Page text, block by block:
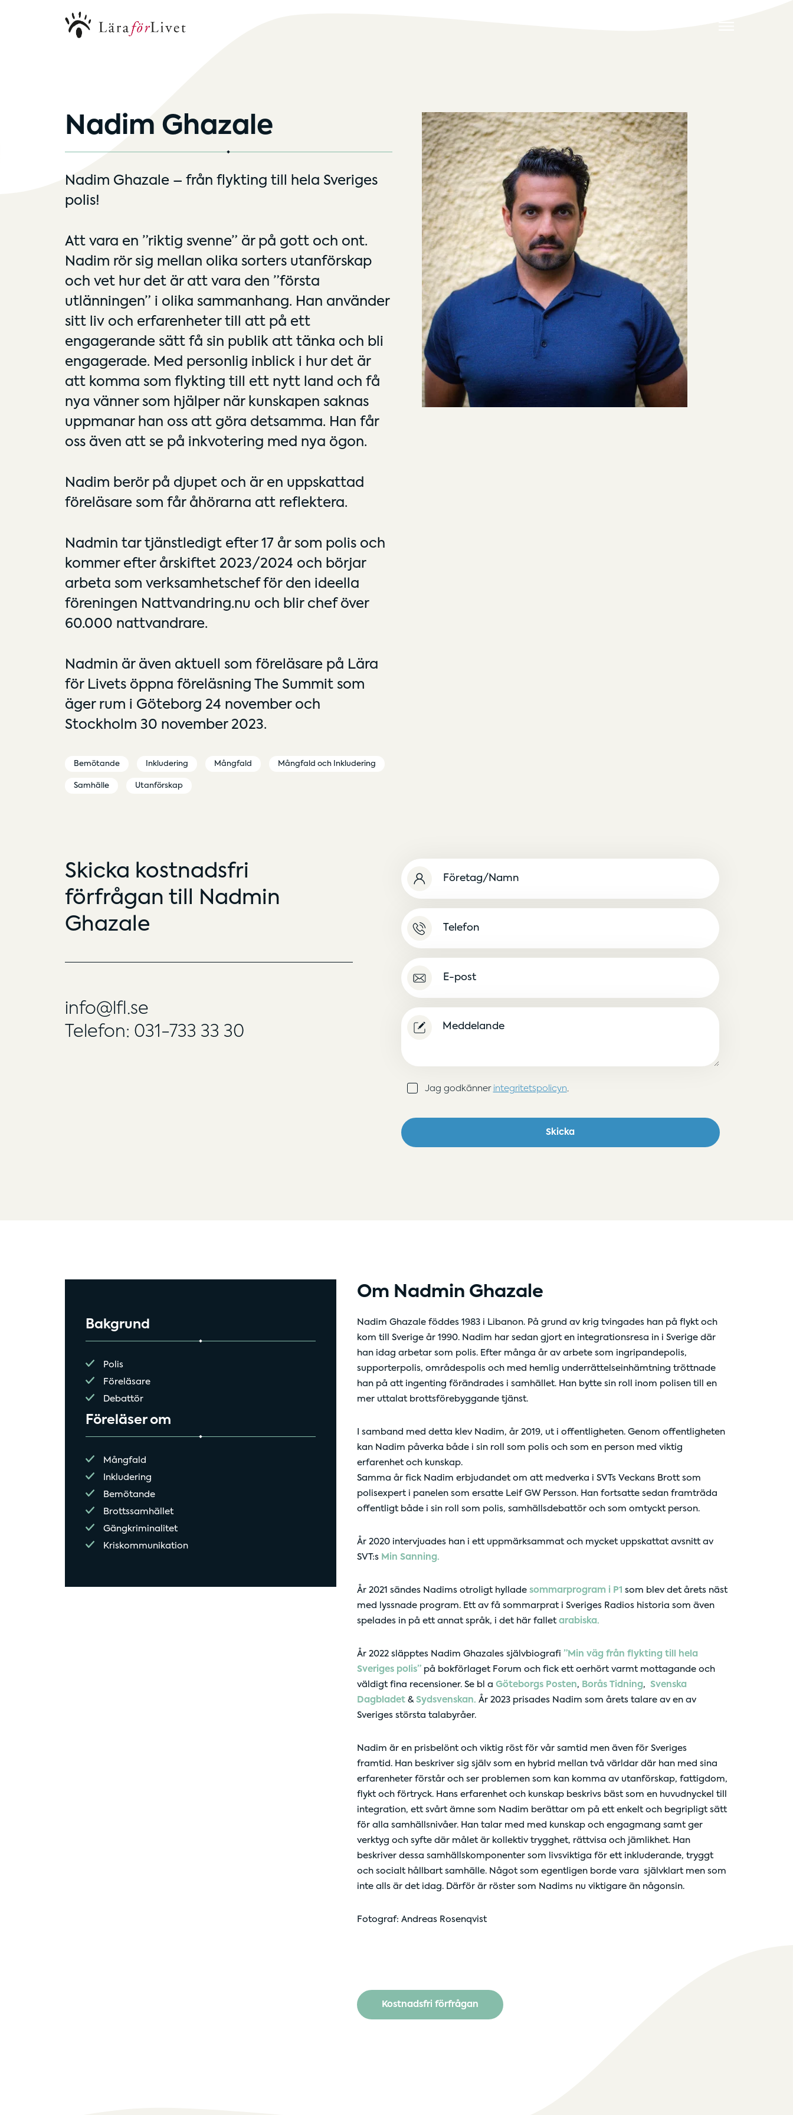
Nadim Ghazale
Nadim Ghazale – från flykting till hela Sveriges
polis!
Att vara en ”riktig svenne” är på gott och ont.
Nadim rör sig mellan olika sorters utanförskap
och vet hur det är att vara den ”första
utlänningen” i olika sammanhang. Han använder
sitt liv och erfarenheter till att på ett
engagerande sätt få sin publik att tänka och bli
engagerade. Med personlig inblick i hur det är
att komma som flykting till ett nytt land och få
nya vänner som hjälper när kunskapen saknas
uppmanar han oss att göra detsamma. Han får
oss även att se på inkvotering med nya ögon.
Nadim berör på djupet och är en uppskattad
föreläsare som får åhörarna att reflektera.
Nadmin tar tjänstledigt efter 17 år som polis och
kommer efter årskiftet 2023/2024 och börjar
arbeta som verksamhetschef för den ideella
föreningen Nattvandring.nu och blir chef över
60.000 nattvandrare.
Nadmin är även aktuell som föreläsare på Lära
för Livets öppna föreläsning The Summit som
äger rum i Göteborg 24 november och
Stockholm 30 november 2023.
Bemötande Inkludering Mångfald Mångfald och Inkludering
Samhälle Utanförskap
Skicka kostnadsfri
förfrågan till Nadmin
Ghazale
info@lfl.se
Telefon: 031-733 33 30
Namn
(Obligatoriskt)
Namnlös
E-
post
(Obligatoriskt)
Meddelande
Samtycke
Jag godkänner integritetspolicyn.
Skicka
Bakgrund
Polis
Föreläsare
Debattör
Föreläser om
Mångfald
Inkludering
Bemötande
Brottssamhället
Gängkriminalitet
Kriskommunikation
Om Nadmin Ghazale
Nadim Ghazale föddes 1983 i Libanon. På grund av krig tvingades han på flykt och
kom till Sverige år 1990. Nadim har sedan gjort en integrationsresa in i Sverige där
han idag arbetar som polis. Efter många år av arbete som ingripandepolis,
supporterpolis, områdespolis och med hemlig underrättelseinhämtning tröttnade
han på att ingenting förändrades i samhället. Han bytte sin roll inom polisen till en
mer uttalat brottsförebyggande tjänst.
I samband med detta klev Nadim, år 2019, ut i offentligheten. Genom offentligheten
kan Nadim påverka både i sin roll som polis och som en person med viktig
erfarenhet och kunskap.
Samma år fick Nadim erbjudandet om att medverka i SVTs Veckans Brott som
polisexpert i panelen som ersatte Leif GW Persson. Han fortsatte sedan framträda
offentligt både i sin roll som polis, samhällsdebattör och som omtyckt person.
År 2020 intervjuades han i ett uppmärksammat och mycket uppskattat avsnitt av
SVT:s Min Sanning.
År 2021 sändes Nadims otroligt hyllade sommarprogram i P1 som blev det årets näst
med lyssnade program. Ett av få sommarprat i Sveriges Radios historia som även
spelades in på ett annat språk, i det här falletarabiska.
År 2022 släpptes Nadim Ghazales självbiografi ”Min väg från flykting till hela
Sveriges polis” på bokförlaget Forum och fick ett oerhört varmt mottagande och
väldigt fina recensioner. Se bl a Göteborgs Posten, Borås Tidning, Svenska
Dagbladet &Sydsvenskan. År 2023 prisades Nadim som årets talare av en av
Sveriges största talabyråer.
Nadim är en prisbelönt och viktig röst för vår samtid men även för Sveriges
framtid. Han beskriver sig själv som en hybrid mellan två världar där han med sina
erfarenheter förstår och ser problemen som kan komma av utanförskap, fattigdom,
flykt och förtryck. Hans erfarenhet och kunskap beskrivs bäst som en huvudnyckel till
integration, ett svårt ämne som Nadim berättar om på ett enkelt och begripligt sätt
för alla samhällsnivåer. Han talar med med kunskap och engagmang samt ger
verktyg och syfte där målet är kollektiv trygghet, rättvisa och jämlikhet. Han
beskriver dessa samhällskomponenter som livsviktiga för ett inkluderande, tryggt
och socialt hållbart samhälle. Något som egentligen borde vara självklart men som
inte alls är det idag. Därför är röster som Nadims nu viktigare än någonsin.
Fotograf: Andreas Rosenqvist
Kostnadsfri förfrågan